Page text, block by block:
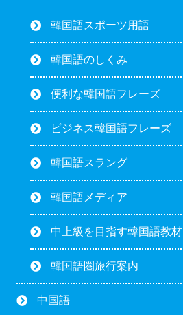
韓国語スポーツ用語
韓国語のしくみ
便利な韓国語フレーズ
ビジネス韓国語フレーズ
韓国語スラング
韓国語メディア
中上級を目指す韓国語教材
韓国語圏旅行案内
中国語